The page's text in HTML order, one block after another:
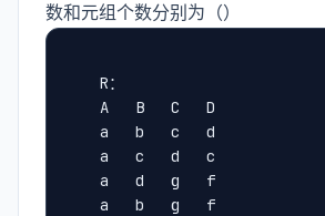
数和元组个数分别为（）
	R：
	A	B	C	D
	a	b	c	d
	a	c	d	c
	a	d	g	f
	a	b	g	f